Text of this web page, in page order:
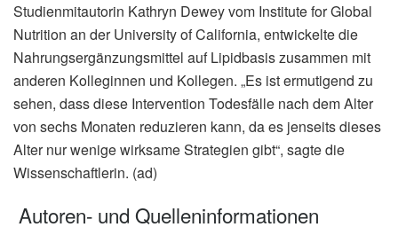
Studienmitautorin Kathryn Dewey vom Institute for Global
Nutrition an der University of California, entwickelte die
Nahrungsergänzungsmittel auf Lipidbasis zusammen mit
anderen Kolleginnen und Kollegen. „Es ist ermutigend zu
sehen, dass diese Intervention Todesfälle nach dem Alter
von sechs Monaten reduzieren kann, da es jenseits dieses
Alter nur wenige wirksame Strategien gibt“, sagte die
Wissenschaftlerin. (ad)
Autoren- und Quelleninformationen